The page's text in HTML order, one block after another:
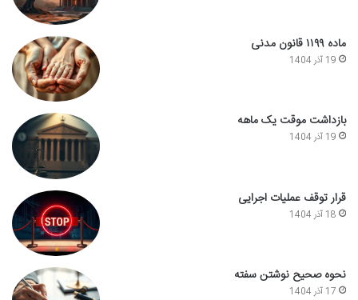
ماده ۱۱۹۹ قانون مدنی
19 آذر 1404
بازداشت موقت یک ماهه
19 آذر 1404
قرار توقف عملیات اجرایی
18 آذر 1404
نحوه صحیح نوشتن سفته
17 آذر 1404